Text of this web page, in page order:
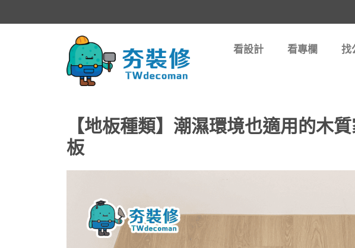
看設計 看專欄 找
【地板種類】潮濕環境也適用的木
板